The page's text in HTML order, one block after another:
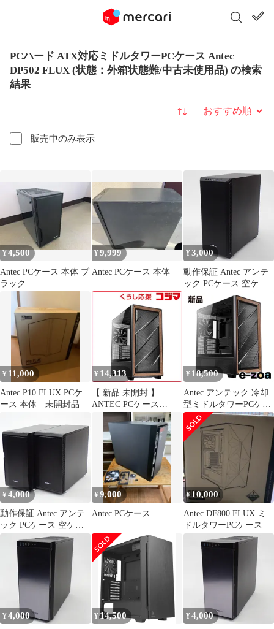
PCハード ATX対応ミドルタワーPCケース Antec
DP502 FLUX (状態：外箱状態難/中古未使用品) の検索
結果
販売中のみ表示
並び替え
¥4,500
Antec PCケース 本体 ブ
ラック
¥9,999
Antec PCケース 本体
¥3,000
動作保証 Antec アンテ
ック PCケース 空ケー
ス #16360
¥ 11,000
Antec P10 FLUX PCケ
ース 本体 未開封品
¥ 14,313
【 新品 未開封 】
ANTEC PCケース
FLUX 未使用 送料無料
¥ 18,500
Antec アンテック 冷却
型ミドルタワーPCケー
ス ブラック FLUX
FLUXBLACK (2623707)
¥4,000
動作保証 Antec アンテ
ック PCケース 空ケー
ス 2台まとめセット
#16365
¥9,000
Antec PCケース
¥ 10,000
Antec DF800 FLUX ミ
ドルタワーPCケース
¥4,000 ¥14,500 ¥4,000